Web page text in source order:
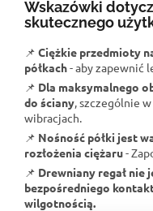
Wskazówki
skutecznego
📌 Ciężkie przedmioty
półkach- aby zapewnić
📌 Dla maksymalnego
do ściany , szczególnie
wibracjach.
📌 Nośność półki jest
rozłożenia ciężaru-
📌 Drewniany regał nie
bezpośredniego
wilgotnością.